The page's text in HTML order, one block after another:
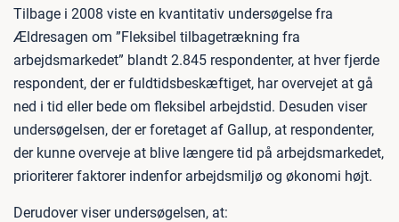
Tilbage i 2008 viste en kvantitativ undersøgelse fra
Ældresagen om ”Fleksibel tilbagetrækning fra
arbejdsmarkedet” blandt 2.845 respondenter, at hver fjerde
respondent, der er fuldtidsbeskæftiget, har overvejet at gå
ned i tid eller bede om fleksibel arbejdstid. Desuden viser
undersøgelsen, der er foretaget af Gallup, at respondenter,
der kunne overveje at blive længere tid på arbejdsmarkedet,
prioriterer faktorer indenfor arbejdsmiljø og økonomi højt.
Derudover viser undersøgelsen, at: